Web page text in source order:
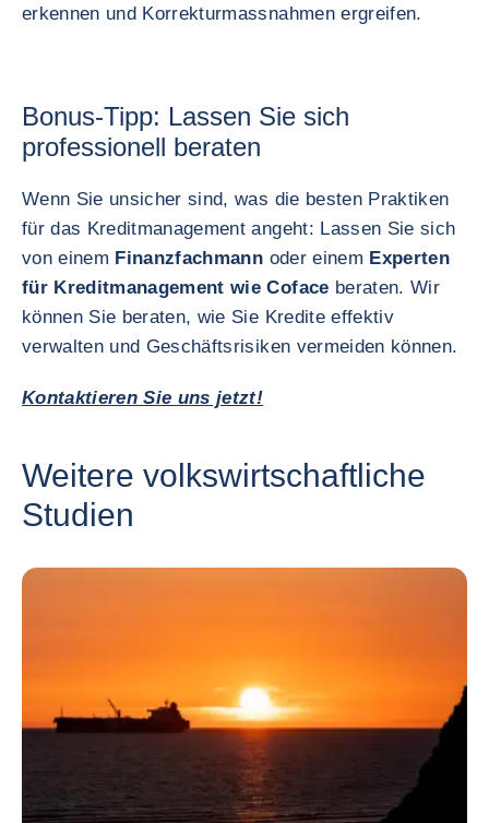
erkennen und Korrekturmassnahmen ergreifen.
Bonus-Tipp: Lassen Sie sich
professionell beraten
Wenn Sie unsicher sind, was die besten Praktiken
für das Kreditmanagement angeht: Lassen Sie sich
von einem Finanzfachmann oder einem Experten
für Kreditmanagement wie Coface beraten. Wir
können Sie beraten, wie Sie Kredite effektiv
verwalten und Geschäftsrisiken vermeiden können.
Kontaktieren Sie uns jetzt!
Weitere volkswirtschaftliche
Studien